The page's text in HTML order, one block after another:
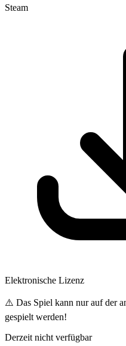
Steam
Elektronische Lizenz
⚠️ Das Spiel kann nur auf der
gespielt werden!
Derzeit nicht verfügbar